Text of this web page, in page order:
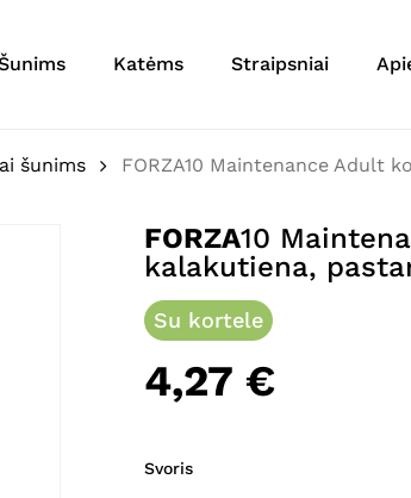
Katėms Straipsniai
šunims
FORZA10 Maintenance Adult
FORZA10
kalakutiena,
Su kortele
4,27 €
Svoris
Būkite pirmas aprašęs
Jūsų atsiliepimas*